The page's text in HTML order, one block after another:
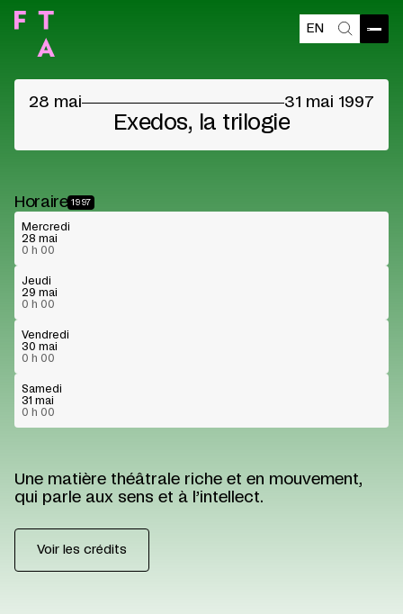
EN
©
28 mai 31 mai 1997
Exedos, la trilogie
Une matière théâtrale riche et en mouvement,
qui parle aux sens et à l’intellect.
Voir les crédits
Horaire 1997
Mercredi
28 mai
0 h 00
Jeudi
29 mai
0 h 00
Vendredi
30 mai
0 h 00
Samedi
31 mai
0 h 00